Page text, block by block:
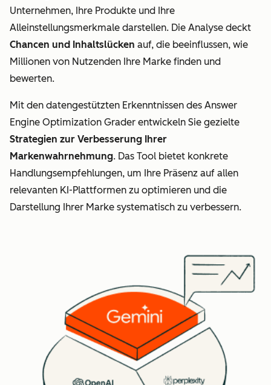
Unternehmen, Ihre Produkte und Ihre
Alleinstellungsmerkmale darstellen. Die Analyse deckt
Chancen und Inhaltslücken auf, die beeinflussen, wie
Millionen von Nutzenden Ihre Marke finden und
bewerten.
Mit den datengestützten Erkenntnissen des Answer
Engine Optimization Grader entwickeln Sie gezielte
Strategien zur Verbesserung Ihrer
Markenwahrnehmung. Das Tool bietet konkrete
Handlungsempfehlungen, um Ihre Präsenz auf allen
relevanten KI-Plattformen zu optimieren und die
Darstellung Ihrer Marke systematisch zu verbessern.